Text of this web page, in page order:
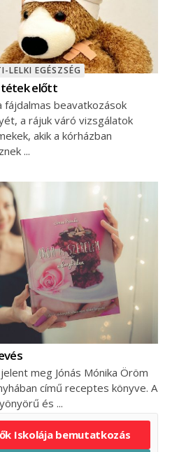
LELKI EGÉSZSÉG
előtt
fájdalmas beavatkozások
a rájuk váró vizsgálatok
akik a kórházban
meg Jónás Mónika Öröm
című receptes könyve. A
és
Iskolája bemutatkozás